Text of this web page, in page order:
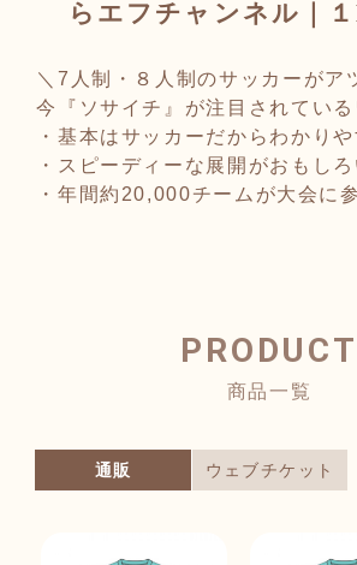
らエフチャンネル｜
＼7人制・８人制のサッカーがア
今『ソサイチ』が注目されている
・基本はサッカーだからわかりや
・スピーディーな展開がおもしろ
・年間約20,000チームが大会に参
PRODUCT
商品一覧
通販 ウェブチケット